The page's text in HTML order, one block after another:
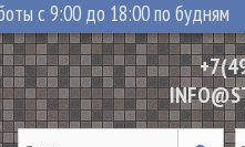
с 9:00 до 18:00 по будням